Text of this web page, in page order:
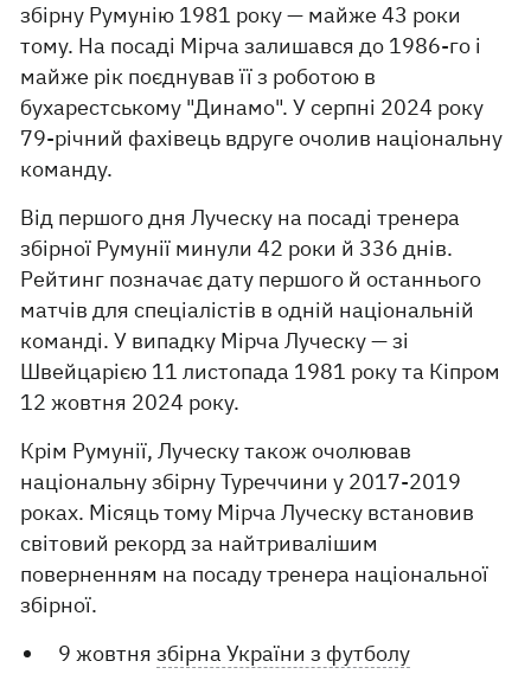
збірну Румунію 1981 року — майже 43 роки
тому. На посаді Мірча залишався до 1986-го і
майже рік поєднував її з роботою в
бухарестському "Динамо". У серпні 2024 року
79-річний фахівець вдруге очолив національну
команду.
Від першого дня Луческу на посаді тренера
збірної Румунії минули 42 роки й 336 днів.
Рейтинг позначає дату першого й останнього
матчів для спеціалістів в одній національній
команді. У випадку Мірча Луческу — зі
Швейцарією 11 листопада 1981 року та Кіпром
12 жовтня 2024 року.
Крім Румунії, Луческу також очолював
національну збірну Туреччини у 2017-2019
роках. Місяць тому Мірча Луческу встановив
світовий рекорд за найтривалішим
поверненням на посаду тренера національної
збірної.
9 жовтнязбірна України з футболу